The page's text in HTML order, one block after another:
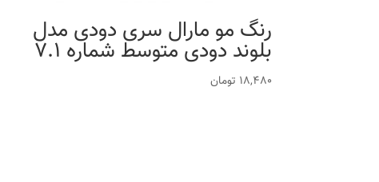
رنگ مو مارال سری دودی مدل
بلوند دودی متوسط شماره 7.1
18,480 تومان